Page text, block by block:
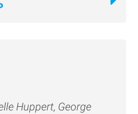
Huppert, George